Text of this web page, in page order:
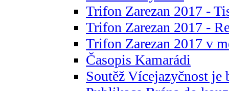
Trifon Zarezan 2017 -
Trifon Zarezan 2017 -
Trifon Zarezan 2017 v
Časopis Kamarádi
Soutěž Vícejazyčnost je